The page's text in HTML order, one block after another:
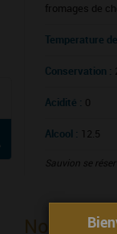
fromages de
Temperature
Conservation :
Acidité : 0
Alcool : 12.5
Sauvion se
Nous